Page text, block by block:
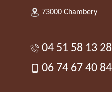
73000 Chambery
04 51 58 13 28
06 74 67 40 84